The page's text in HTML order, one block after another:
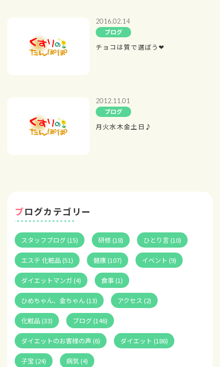
2016.02.14
ブログ
チョコは質で選ぼう❤
2012.11.01
ブログ
月火水木金土日♪
ブログカテゴリー
スタッフブログ (15) 研修 (18) ひとり言 (10)
エステ 化粧品 (51) 健康 (107) イベント (9)
ダイエットマンガ (4) 食事 (1)
ひめちゃん、金ちゃん (13) アクセス (2)
化粧品 (33) ブログ (146)
ダイエットのお客様の声 (6) ダイエット (186)
子宝 (24) 病気 (4)